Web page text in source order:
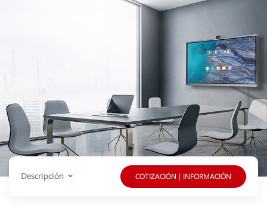
Descripción COTIZACIÓN | INFORMACIÓN